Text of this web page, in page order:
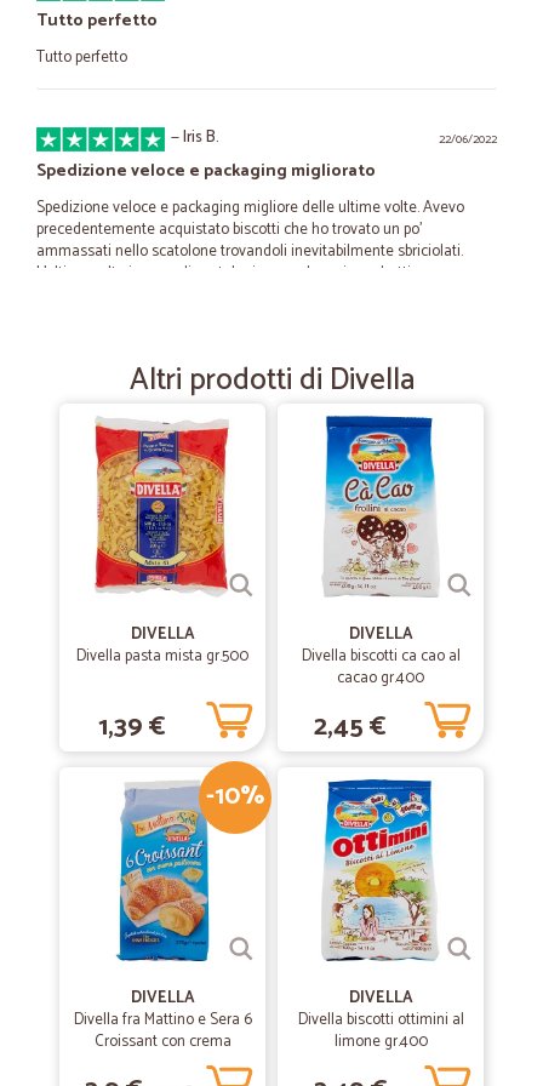
Tutto perfetto
Tutto perfetto
22/06/2022
—Iris B.
Spedizione veloce e packaging migliorato
Spedizione veloce e packaging migliore delle ultime volte. Avevo
precedentemente acquistato biscotti che ho trovato un po'
ammassati nello scatolone trovandoli inevitabilmente sbriciolati.
L'ultima volta invece gli scatoloni erano due e i sacchetti non
— Rossella G.
Tutto perfetto,puntuale,che dire di…
Tutto perfetto,puntuale,che dire di piu' Bravi!!!!!
—Ilaria B.
Ottimo servizio
Ottimo servizio
Un ottimo servizio
Il servizio è fatto molto bene e molto utile. Se devo trovare una pecca
è poco intuitiva la segnalazione di prodotti mancanti e quindi
eventuale rimborso.
—Claudia T.
ottimo servizio
ottimo servizio
15/12/2019
—Carmen C.
Altri prodotti di Divella
DIVELLA
Divella pasta mista gr.500
1,39 €
DIVELLA
Divella biscotti ca cao al
cacao gr.400
2,45 €
-10%
DIVELLA
Divella fra Mattino e Sera 6
Croissant con crema
pasticcera 270 gr.
DIVELLA
Divella biscotti ottimini al
limone gr.400